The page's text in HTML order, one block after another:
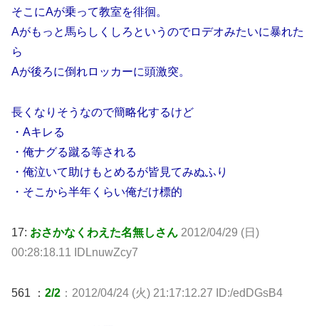
そこにAが乗って教室を徘徊。
Aがもっと馬らしくしろというのでロデオみたいに暴れた
ら
Aが後ろに倒れロッカーに頭激突。
長くなりそうなので簡略化するけど
・Aキレる
・俺ナグる蹴る等される
・俺泣いて助けもとめるが皆見てみぬふり
・そこから半年くらい俺だけ標的
17: おさかなくわえた名無しさん 2012/04/29 (日)
00:28:18.11 IDLnuwZcy7
561 ： 2/2 ：2012/04/24 (火) 21:17:12.27 ID:/edDGsB4